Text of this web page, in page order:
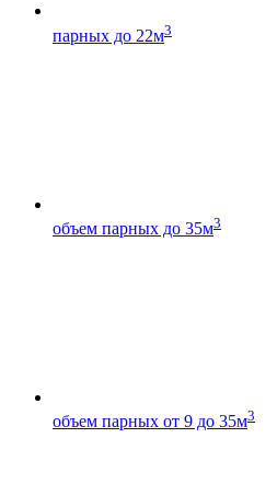
парных до 22м3
объем парных до 35м3
объем парных от 9 до 35м3